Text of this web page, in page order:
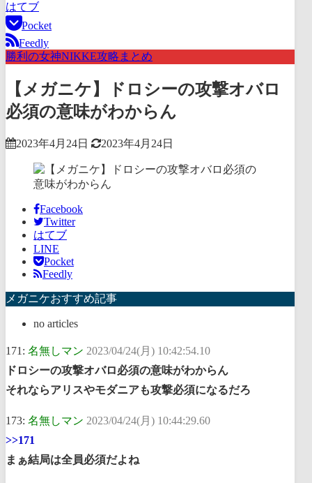
はてブ
Pocket
Feedly
勝利の女神NIKKE攻略まとめ
【メガニケ】ドロシーの攻撃オバロ
必須の意味がわからん
2023年4月24日 2023年4月24日
Facebook
Twitter
はてブ
LINE
Pocket
Feedly
メガニケおすすめ記事
no articles
171: 名無しマン 2023/04/24(月) 10:42:54.10
ドロシーの攻撃オバロ必須の意味がわからん
それならアリスやモダニアも攻撃必須になるだろ
173: 名無しマン 2023/04/24(月) 10:44:29.60
>>171
まぁ結局は全員必須だよね